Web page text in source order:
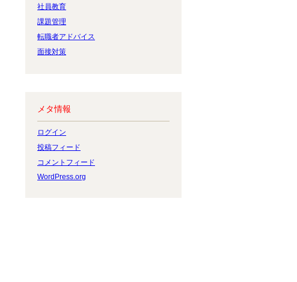
社員教育
課題管理
転職者アドバイス
面接対策
メタ情報
ログイン
投稿フィード
コメントフィード
WordPress.org